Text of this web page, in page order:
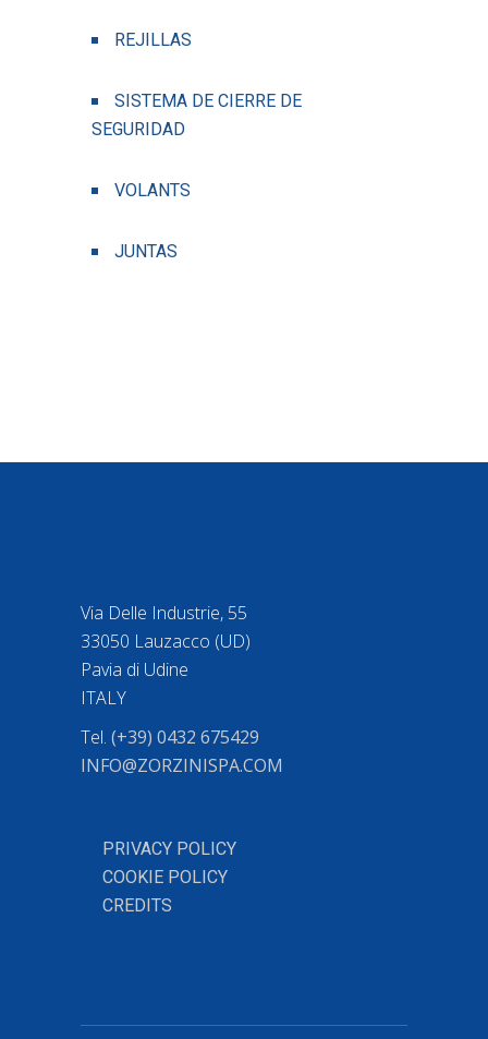
REJILLAS
SISTEMA DE CIERRE DE
SEGURIDAD
VOLANTS
JUNTAS
Via Delle Industrie, 55
33050 Lauzacco (UD)
Pavia di Udine
ITALY
Tel. (+39) 0432 675429
INFO@ZORZINISPA.COM
PRIVACY POLICY
COOKIE POLICY
CREDITS